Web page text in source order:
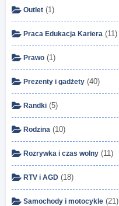
Outlet (1)
Praca Edukacja Kariera (11)
Prawo (1)
Prezenty i gadżety (40)
Randki (5)
Rodzina (10)
Rozrywka i czas wolny (11)
RTV i AGD (18)
Samochody i motocykle (21)